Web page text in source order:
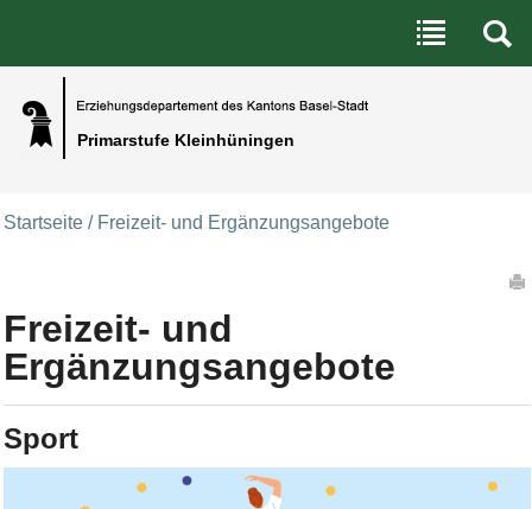
Primarstufe Kleinhüningen
Benutzerspezifische Werkzeuge
Direkt zum Inhalt|Direkt zur Navigation
Startseite / Freizeit- und Ergänzungsangebote
Freizeit- und
Ergänzungsangebote
Sport